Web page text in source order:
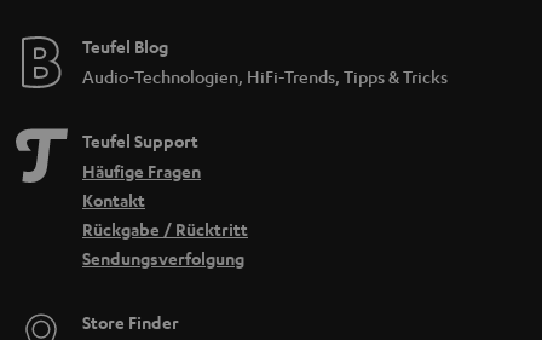
Teufel Blog
Audio-Technologien, HiFi-Trends, Tipps & Tricks
Teufel Support
Häufige Fragen
Kontakt
Rückgabe / Rücktritt
Sendungsverfolgung
Store Finder